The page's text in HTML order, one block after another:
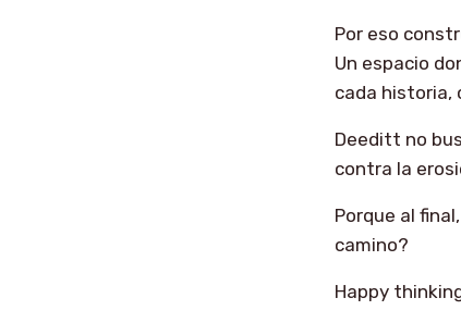
Por eso
Un espacio
cada historia,
Deeditt no
contra la
Porque al
camino?
Happy